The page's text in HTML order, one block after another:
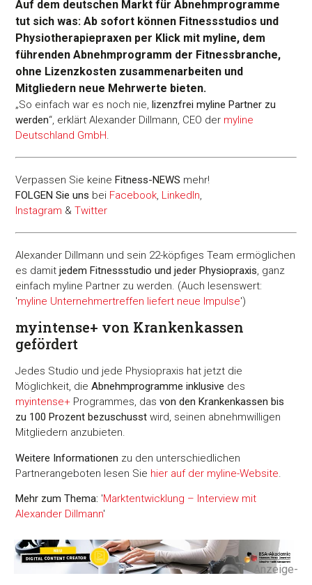
Auf dem deutschen Markt für Abnehmprogramme
tut sich was: Ab sofort können Fitnessstudios und
Physiotherapiepraxen per Klick mit myline, dem
führenden Abnehmprogramm der Fitnessbranche,
ohne Lizenzkosten zusammenarbeiten und
Mitgliedern neue Mehrwerte bieten.
„So einfach war es noch nie,lizenzfrei myline Partner zu
werden“, erklärt Alexander Dillmann, CEO der myline
Deutschland GmbH.
Verpassen Sie keineFitness-NEWS mehr!
FOLGEN Sie uns bei Facebook, LinkedIn,
Instagram &Twitter
Alexander Dillmann und sein 22-köpfiges Team ermöglichen
es damitjedem Fitnessstudio und jeder Physiopraxis, ganz
einfach myline Partner zu werden. (Auch lesenswert:
'myline Unternehmertreffen liefert neue Impulse')
myintense+ von Krankenkassen
gefördert
Jedes Studio und jede Physiopraxis hat jetzt die
Möglichkeit, dieAbnehmprogramme inklusive des
myintense+ Programmes, dasvon den Krankenkassen bis
zu 100 Prozent bezuschusst wird, seinen abnehmwilligen
Mitgliedern anzubieten.
Weitere Informationen zu den unterschiedlichen
Partnerangeboten lesen Sie hier auf der myline-Website
Mehr zum Thema: 'Marktentwicklung – Interview mit
Alexander Dillmann'
-Anzeige-